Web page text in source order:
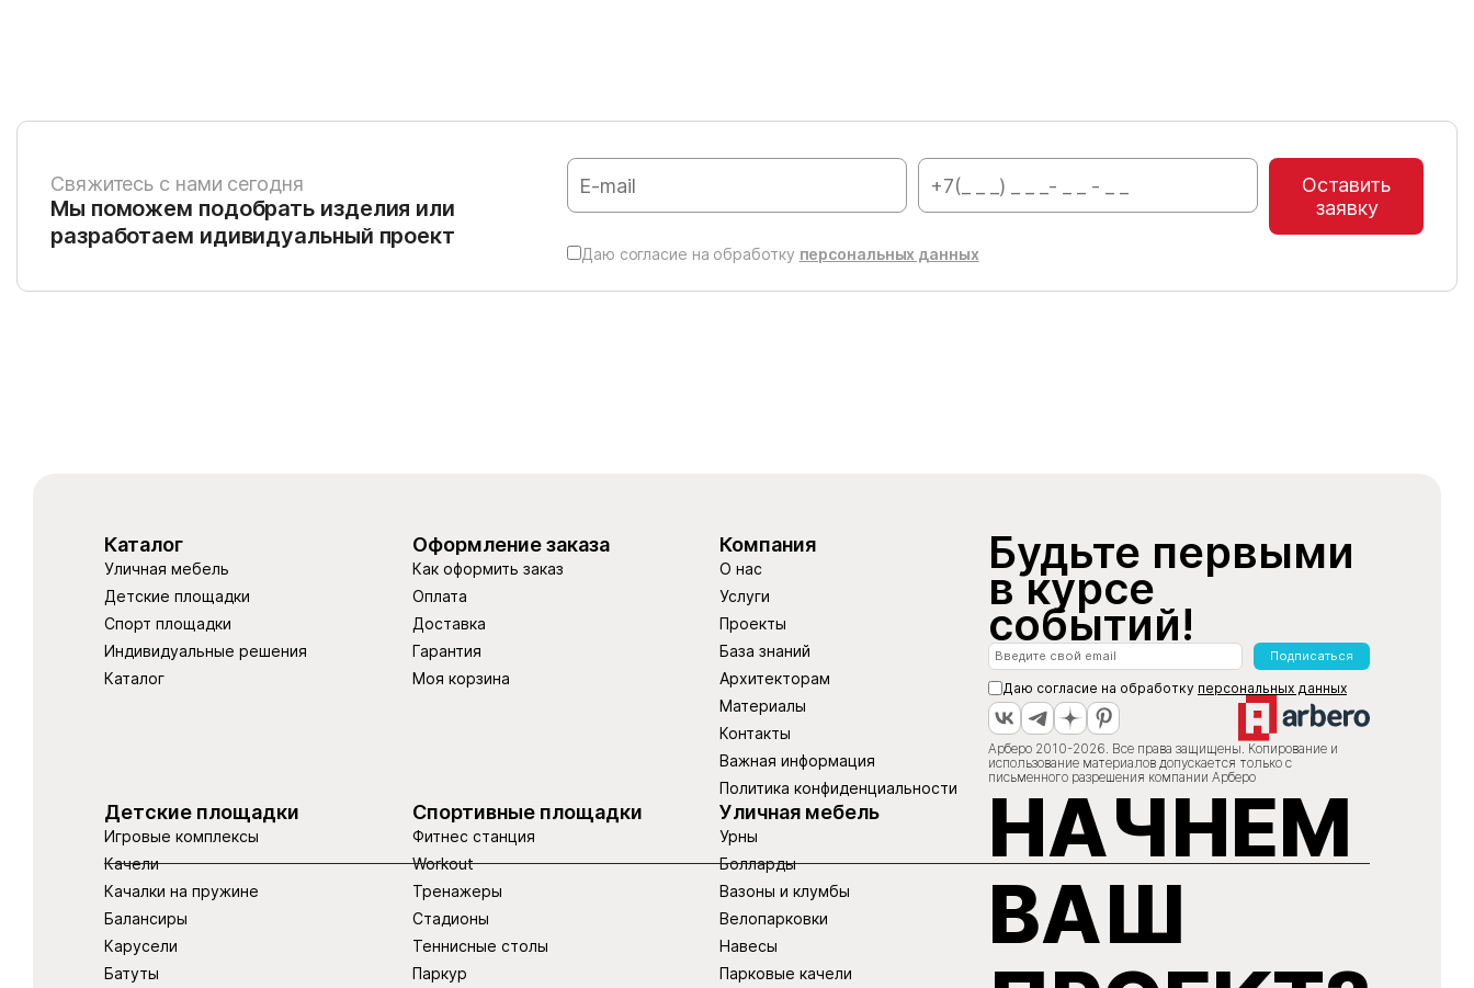
Свяжитесь с нами сегодня
Мы поможем подобрать изделия или
разработаем идивидуальный проект
Оставить
заявку
Даю согласие на обработку персональных данных
Каталог
Уличная мебель
Детские площадки
Спорт площадки
Индивидуальные решения
Каталог
Оформление заказа
Как оформить заказ
Оплата
Доставка
Гарантия
Моя корзина
Компания
О нас
Услуги
Проекты
База знаний
Архитекторам
Материалы
Контакты
Важная информация
Политика конфиденциальности
Детские площадки
Игровые комплексы
Качели
Качалки на пружине
Балансиры
Карусели
Батуты
Спортивные площадки
Фитнес станция
Workout
Тренажеры
Стадионы
Теннисные столы
Паркур
Уличная мебель
Урны
Болларды
Вазоны и клумбы
Велопарковки
Навесы
Парковые качели
Будьте первыми
в курсе
событий!
Подписаться
Даю согласие на обработку персональных данных
Арберо 2010-2026. Все права защищены. Копирование и
использование материалов допускается только с
письменного разрешения компании Арберо
НАЧНЕМ
ВАШ